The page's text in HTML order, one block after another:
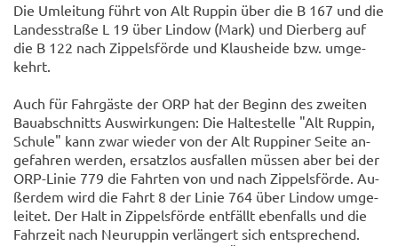
Die Um­lei­tung führt von Alt Rup­pin über die B 167 und die
Lan­des­stra­ße L 19 über Lin­dow (Mark) und Dier­berg auf
die B 122 nach Zip­pels­för­de und Klaus­hei­de bzw. um­ge­
kehrt.
Auch für Fahr­gäs­te der ORP hat der Be­ginn des zwei­ten
Bau­ab­schnitts Aus­wir­kun­gen: Die Hal­te­stel­le "Alt Rup­pin,
Schu­le" kann zwar wie­der von der Alt Rup­pi­ner Seite an­
ge­fah­ren wer­den, er­satz­los aus­fal­len müs­sen aber bei der
ORP-​Linie 779 die Fahr­ten von und nach Zip­pels­för­de. Au­
ßer­dem wird die Fahrt 8 der Linie 764 über Lin­dow um­ge­
lei­tet. Der Halt in Zip­pels­för­de ent­fällt eben­falls und die
Fahr­zeit nach Neu­rup­pin ver­län­gert sich ent­spre­chend.